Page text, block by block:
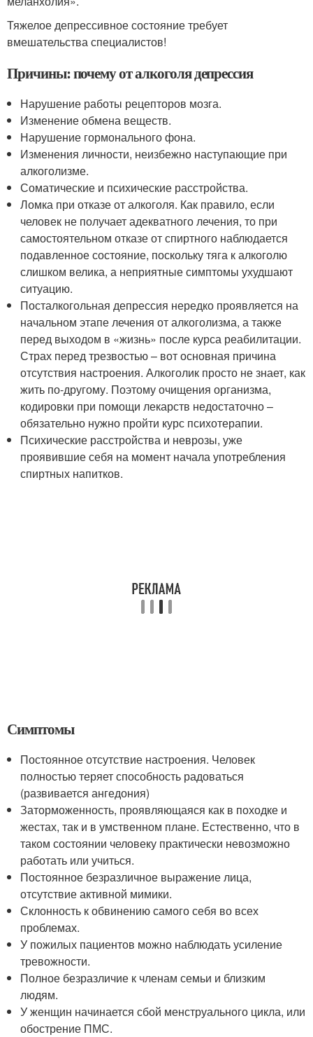
Тяжелое депрессивное состояние требует
вмешательства специалистов!
Причины: почему от алкоголя депрессия
Нарушение работы рецепторов мозга.
Изменение обмена веществ.
Нарушение гормонального фона.
Изменения личности, неизбежно наступающие при
алкоголизме.
Соматические и психические расстройства.
Ломка при отказе от алкоголя. Как правило, если
человек не получает адекватного лечения, то при
самостоятельном отказе от спиртного наблюдается
подавленное состояние, поскольку тяга к алкоголю
слишком велика, а неприятные симптомы ухудшают
ситуацию.
Посталкогольная депрессия нередко проявляется на
начальном этапе лечения от алкоголизма, а также
перед выходом в «жизнь» после курса реабилитации.
Страх перед трезвостью – вот основная причина
отсутствия настроения. Алкоголик просто не знает, как
жить по-другому. Поэтому очищения организма,
кодировки при помощи лекарств недостаточно –
обязательно нужно пройти курс психотерапии.
Психические расстройства и неврозы, уже
проявившие себя на момент начала употребления
спиртных напитков.
Симптомы
Постоянное отсутствие настроения. Человек
полностью теряет способность радоваться
(развивается ангедония)
Заторможенность, проявляющаяся как в походке и
жестах, так и в умственном плане. Естественно, что в
таком состоянии человеку практически невозможно
работать или учиться.
Постоянное безразличное выражение лица,
отсутствие активной мимики.
Склонность к обвинению самого себя во всех
проблемах.
У пожилых пациентов можно наблюдать усиление
тревожности.
Полное безразличие к членам семьи и близким
людям.
У женщин начинается сбой менструального цикла, или
обострение ПМС.